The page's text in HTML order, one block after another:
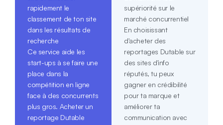
rapidement le
classement de ton site
dans les résultats de
recherche
Ce service aide les
start-ups à se faire une
place dans la
compétition en ligne
face à des concurrents
plus gros. Acheter un
reportage Dutable
supériorité sur le
marché concurrentiel
En choisissant
d'acheter des
reportages Dutable sur
des sites d'info
réputés, tu peux
gagner en crédibilité
pour ta marque et
améliorer ta
communication avec